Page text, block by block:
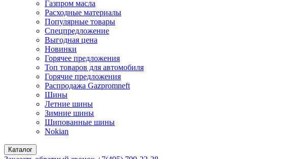
Газпром масла
Расходные материалы
Популярные товары
Спецпредложение
Выгодная цена
Новинки
Горячее предложения
Топ товаров для автомобиля
Горячие предложения
Распродажа Gazpromneft
Шины
Летние шины
Зимние шины
Шипованные шины
Nokian
Каталог